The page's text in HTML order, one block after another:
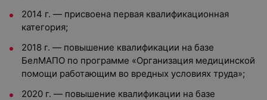
2014 г. — присвоена первая квалификационная
категория;
2018 г. — повышение квалификации на базе
БелМАПО по программе «Организация медицинской
помощи работающим во вредных условиях труда»;
2020 г. — повышение квалификации на базе